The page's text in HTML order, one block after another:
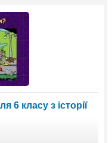
6 класу з історії